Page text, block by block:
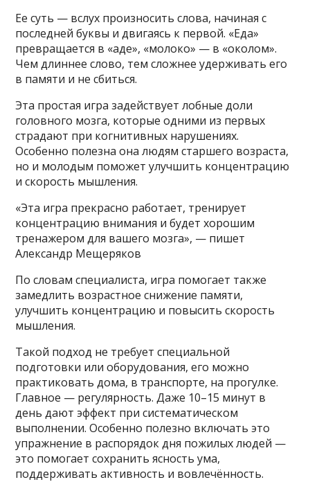
Ее суть — вслух произносить слова, начиная с
последней буквы и двигаясь к первой. «Еда»
превращается в «аде», «молоко» — в «околом».
Чем длиннее слово, тем сложнее удерживать его
в памяти и не сбиться.
Эта простая игра задействует лобные доли
головного мозга, которые одними из первых
страдают при когнитивных нарушениях.
Особенно полезна она людям старшего возраста,
но и молодым поможет улучшить концентрацию
и скорость мышления.
«Эта игра прекрасно работает, тренирует
концентрацию внимания и будет хорошим
тренажером для вашего мозга», — пишет
Александр Мещеряков
По словам специалиста, игра помогает также
замедлить возрастное снижение памяти,
улучшить концентрацию и повысить скорость
мышления.
Такой подход не требует специальной
подготовки или оборудования, его можно
практиковать дома, в транспорте, на прогулке.
Главное — регулярность. Даже 10–15 минут в
день дают эффект при систематическом
выполнении. Особенно полезно включать это
упражнение в распорядок дня пожилых людей —
это помогает сохранить ясность ума,
поддерживать активность и вовлечённость.